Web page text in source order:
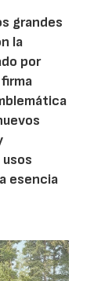
grandes
la
por
esencia